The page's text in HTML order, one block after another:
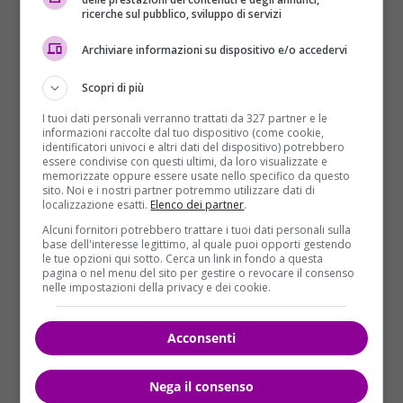
ricerche sul pubblico, sviluppo di servizi
Archiviare informazioni su dispositivo e/o accedervi
Scopri di più
I tuoi dati personali verranno trattati da 327 partner e le
informazioni raccolte dal tuo dispositivo (come cookie,
identificatori univoci e altri dati del dispositivo) potrebbero
essere condivise con questi ultimi, da loro visualizzate e
memorizzate oppure essere usate nello specifico da questo
sito. Noi e i nostri partner potremmo utilizzare dati di
localizzazione esatti. Elenco dei partner.
Alcuni fornitori potrebbero trattare i tuoi dati personali sulla
base dell'interesse legittimo, al quale puoi opporti gestendo
le tue opzioni qui sotto. Cerca un link in fondo a questa
pagina o nel menu del sito per gestire o revocare il consenso
nelle impostazioni della privacy e dei cookie.
Acconsenti
Nega il consenso